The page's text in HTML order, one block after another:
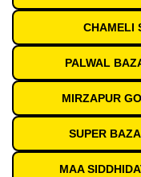
CHAMELI
PALWAL
MIRZAPUR
SUPER
MAA